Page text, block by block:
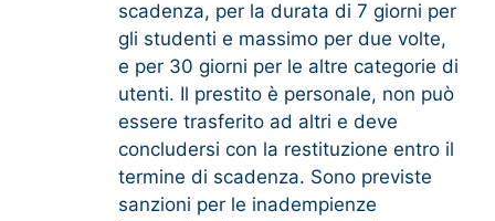
scadenza, per la durata di 7 giorni per
gli studenti e massimo per due volte,
e per 30 giorni per le altre categorie di
utenti. Il prestito è personale, non può
essere trasferito ad altri e deve
concludersi con la restituzione entro il
termine di scadenza. Sono previste
sanzioni per le inadempienze